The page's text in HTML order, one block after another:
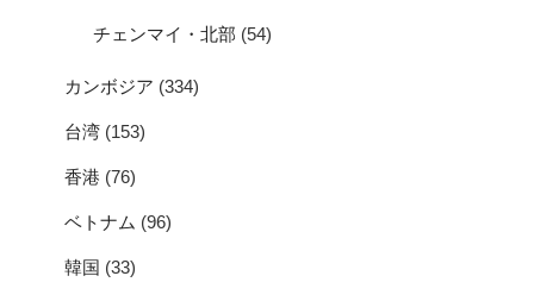
チェンマイ・北部 (54)
カンボジア (334)
台湾 (153)
香港 (76)
ベトナム (96)
韓国 (33)